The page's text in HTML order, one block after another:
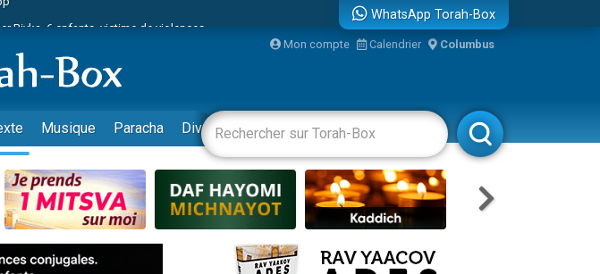
80 ans, dans un appartement insalubre
de vacances aux Orphelins
WhatsApp Torah-Box
Mon compte Calendrier Columbus
Musique Paracha Divertissements Livres Rabbanim